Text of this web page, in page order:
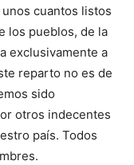
cuantos listos
los pueblos, de la
exclusivamente a
reparto no es de
sido
otros indecentes
país. Todos